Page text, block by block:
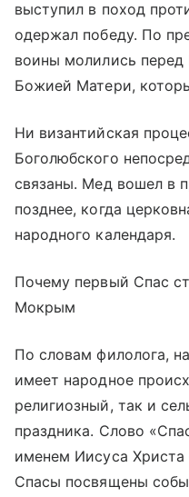
выступил в поход
одержал победу. По
воины молились
Божией Матери,
Ни византийская
Боголюбского
связаны. Мед вошел в
позднее, когда
народного календаря.
Почему первый Спас
Мокрым
По словам филолога,
имеет народное
религиозный, так и
праздника. Слово
именем Иисуса Христа
Спасы посвящены